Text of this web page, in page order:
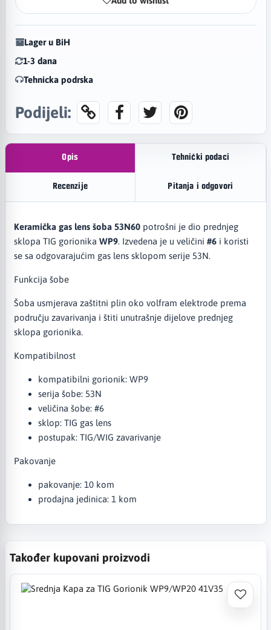
Lager u BiH
1-3 dana
Tehnicka podrska
Podijeli:
Opis Tehnički podaci
Recenzije Pitanja i odgovori
Keramička gas lens šoba 53N60potrošni je dio prednjeg
sklopa TIG gorionika WP9. Izvedena je u veličini #6i koristi
se sa odgovarajućim gas lens sklopom serije 53N.
Funkcija šobe
Šoba usmjerava zaštitni plin oko volfram elektrode prema
području zavarivanja i štiti unutrašnje dijelove prednjeg
sklopa gorionika.
Kompatibilnost
kompatibilni gorionik: WP9
serija šobe: 53N
veličina šobe: #6
sklop: TIG gas lens
postupak: TIG/WIG zavarivanje
Pakovanje
pakovanje: 10 kom
prodajna jedinica: 1 kom
Također kupovani proizvodi